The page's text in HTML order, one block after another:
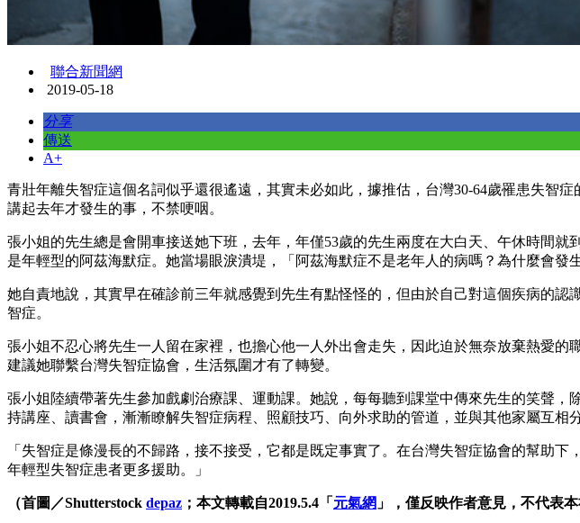
聯合新聞網
2019-05-18
分享
傳送
A+
青壯年離失智症這個名詞似乎還很遙遠，其實未必如此，據推估，台灣30-64歲罹患失智
講起去年才發生的事，不禁哽咽。
張小姐的先生總是會開車接送她下班，去年，年僅53歲的先生兩度在大白天、午休時間
是年輕型的阿茲海默症。她當場眼淚潰堤，「阿茲海默症不是老年人的病嗎？為什麼會發
她自責地說，其實早在確診前三年就感覺到先生有點怪怪的，但由於自己對這個疾病的
智症。
張小姐不忍心將先生一人留在家裡，也擔心他一人外出會走失，因此迫於無奈放棄熱愛
建議她聯繫台灣失智症協會，生活氛圍才有了轉變。
張小姐陸續帶著先生參加戲劇治療課、運動課。她說，每每聽到課堂中傳來先生的笑聲
持講座、讀書會，漸漸瞭解失智症病程、照顧技巧、向外求助的管道，並與其他家屬互相
「失智症是條漫長的不歸路，接不接受，它都是既定事實了。在台灣失智症協會的幫助
年輕型失智症患者更多援助。」
（首圖／Shutterstock depaz ；本文轉載自2019.5.4「 元氣網 」，僅反映作者意見，不代表本